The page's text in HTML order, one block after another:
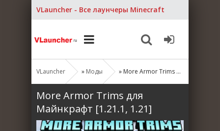
VLauncher - Все лаунчеры Minecraft
VLauncher » Моды » More Armor Trims для Майнкрафт [1.21.1, 1.21]
More Armor Trims для
Майнкрафт [1.21.1, 1.21]